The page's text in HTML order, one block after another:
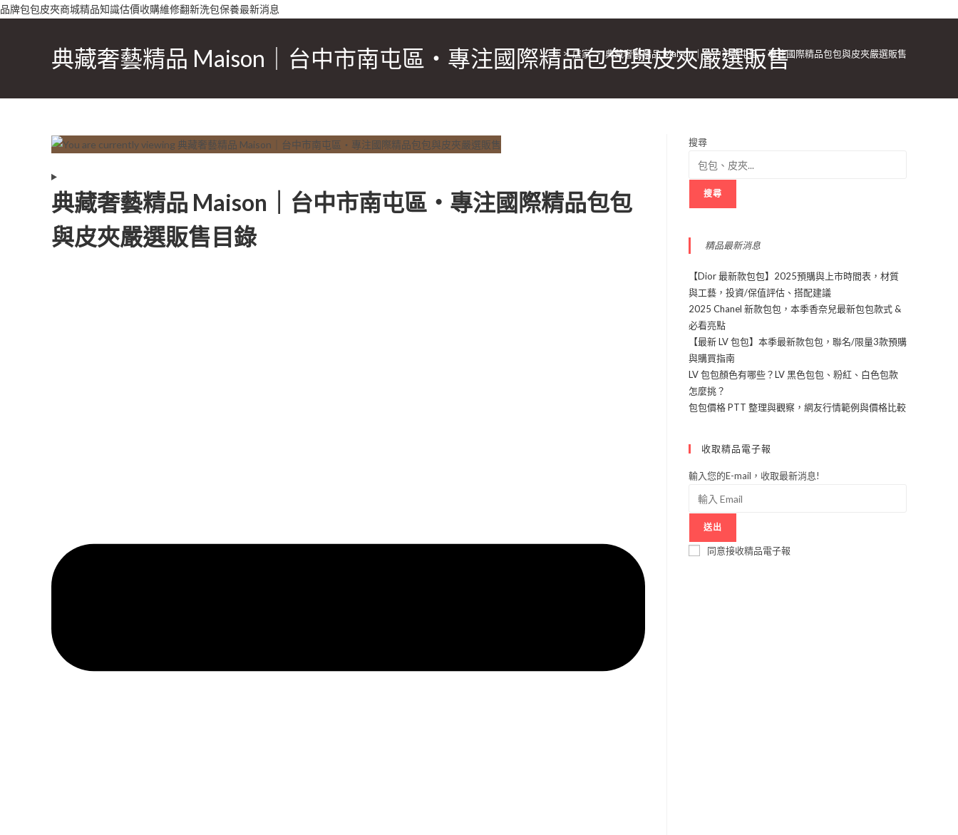
Skip
品牌包包皮夾商城精品知識估價收購維修翻新洗包保養最新消息
典藏奢藝精品 Maison｜台中市南屯區・專注國際精品包包與皮夾嚴選販售
> 店家 > 典藏奢藝精品 Maison｜台中市南屯區・專注國際精品包包與皮夾嚴選販售
典藏奢藝精品 Maison｜台中市南屯區・專注國際精品包包
與皮夾嚴選販售目錄
搜尋
搜尋
精品最新消息
【Dior 最新款包包】2025預購與上市時間表，材質
與工藝，投資/保值評估、搭配建議
2025 Chanel 新款包包，本季香奈兒最新包包款式 &
必看亮點
【最新 LV 包包】本季最新款包包，聯名/限量3款預購
與購買指南
LV 包包顏色有哪些？LV 黑色包包、粉紅、白色包款
怎麼挑？
包包價格 PTT 整理與觀察，網友行情範例與價格比較
收取精品電子報
輸入您的E-mail，收取最新消息!
送出
同意接收精品電子報